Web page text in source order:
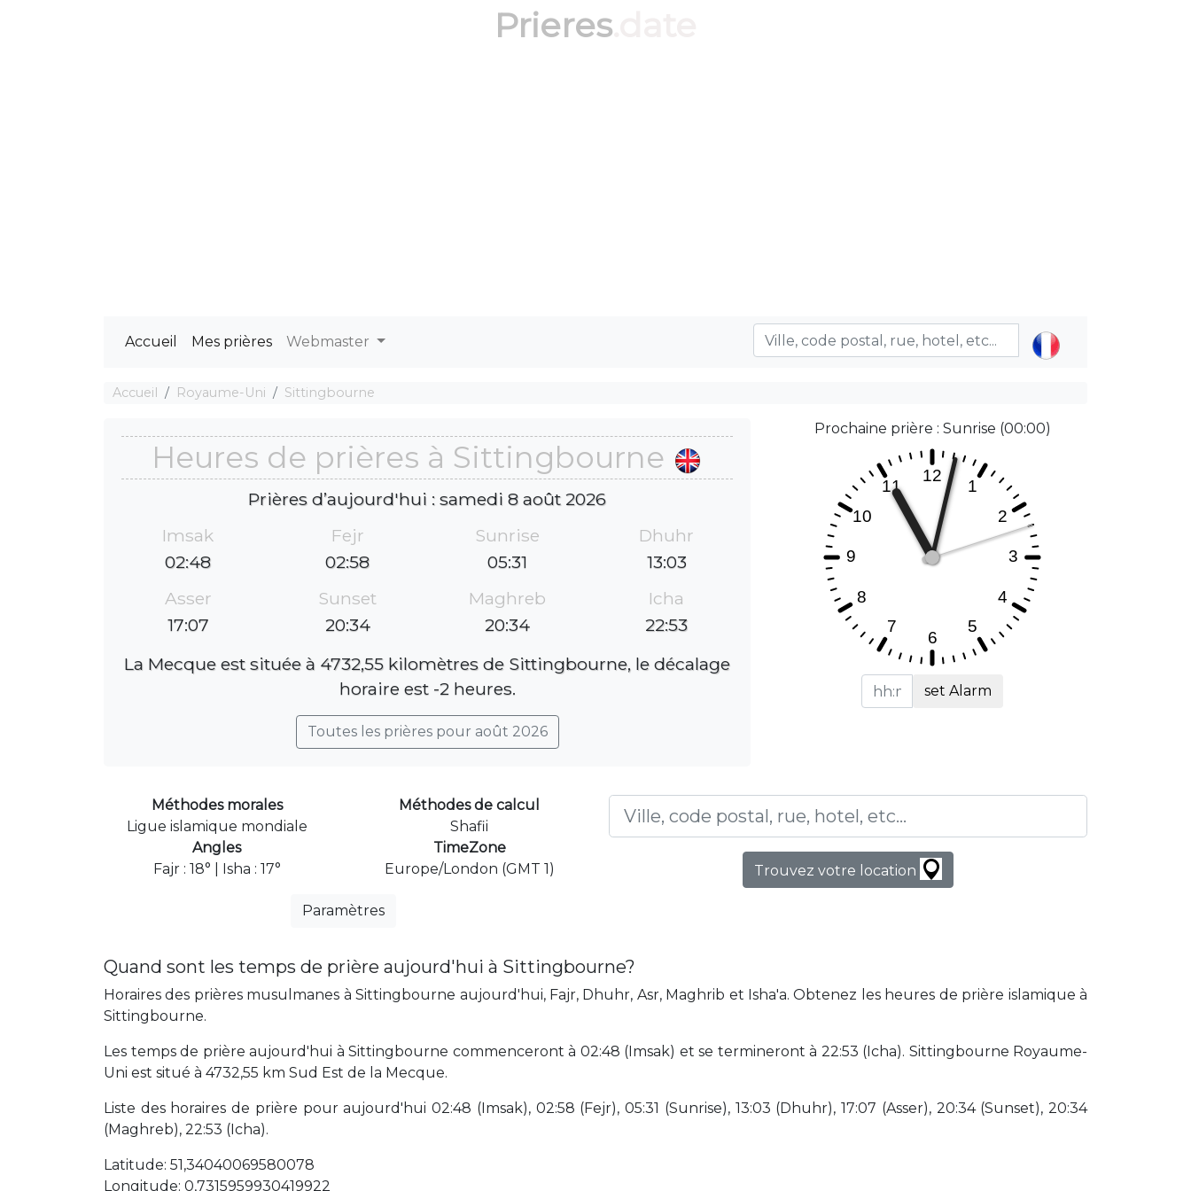
Prieres
Accueil Mes prières Webmaster
Accueil Royaume-Uni Sittingbourne
Heures de prières à Sittingbourne
Prières d’aujourd'hui : samedi 8 août 2026
Imsak
02:48
Fejr
02:58
Sunrise
05:31
Dhuhr
13:03
Asser
17:07
Sunset
20:34
Maghreb
20:34
Icha
22:53
La Mecque est située à 4732,55 kilomètres de Sittingbourne, le décalage
horaire est -2 heures.
Toutes les prières pour août 2026
Prochaine prière : Sunrise (00:00)
set Alarm
Méthodes morales
Ligue islamique mondiale
Méthodes de calcul
Shafii
Angles
Fajr : 18° | Isha : 17°
TimeZone
Europe/London (GMT 1)
Paramètres
Trouvez votre location
Quand sont les temps de prière aujourd'hui à Sittingbourne?
Horaires des prières musulmanes à Sittingbourne aujourd'hui, Fajr, Dhuhr, Asr, Maghrib et Isha'a. Obtenez les heures de prière islamique à
Sittingbourne.
Les temps de prière aujourd'hui à Sittingbourne commenceront à 02:48 (Imsak) et se termineront à 22:53 (Icha). Sittingbourne Royaume-
Uni est situé à 4732,55 km Sud Est de la Mecque.
Liste des horaires de prière pour aujourd'hui 02:48 (Imsak), 02:58 (Fejr), 05:31 (Sunrise), 13:03 (Dhuhr), 17:07 (Asser), 20:34 (Sunset), 20:34
(Maghreb), 22:53 (Icha).
Latitude: 51,34040069580078
Longitude: 0,7315959930419922